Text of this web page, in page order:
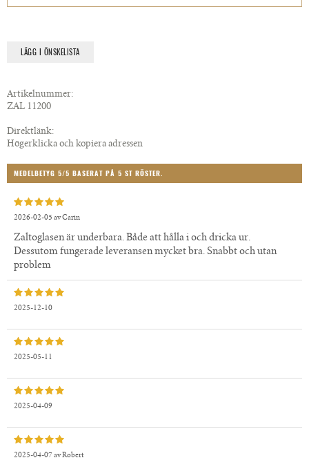
LÄGG I ÖNSKELISTA
Artikelnummer:
ZAL 11200
Direktlänk:
Högerklicka och kopiera adressen
MEDELBETYG 5/5 BASERAT PÅ 5 ST RÖSTER.
2026-02-05 avCarin
Zaltoglasen är underbara. Både att hålla i och dricka ur.
Dessutom fungerade leveransen mycket bra. Snabbt och utan
problem
2025-12-10
2025-05-11
2025-04-09
2025-04-07 avRobert